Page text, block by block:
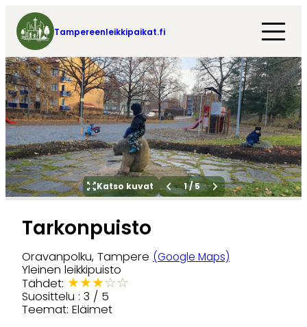
Tampereenleikkipaikat.fi
Katso kuvat 1/5
Tarkonpuisto
Oravanpolku, Tampere (Google Maps)
Yleinen leikkipuisto
Tähdet: ★★★☆☆
Suosittelu : 3 / 5
Teemat: Eläimet